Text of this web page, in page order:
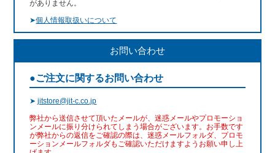
がありません。
➤個人情報取扱いについて
お問い合わせ
●ご注文に関するお問い合わせ
➤jitstore@jit-c.co.jp
弊社から送信させて頂いたメールが、迷惑メールやプロモーショ
ンメールに振り分けられてしまう場合がございます。お手数です
が弊社からの返信をご確認の際は、迷惑メールフォルダ、プロモ
ーションメールフォルダもご確認いただけますようお願い申し上